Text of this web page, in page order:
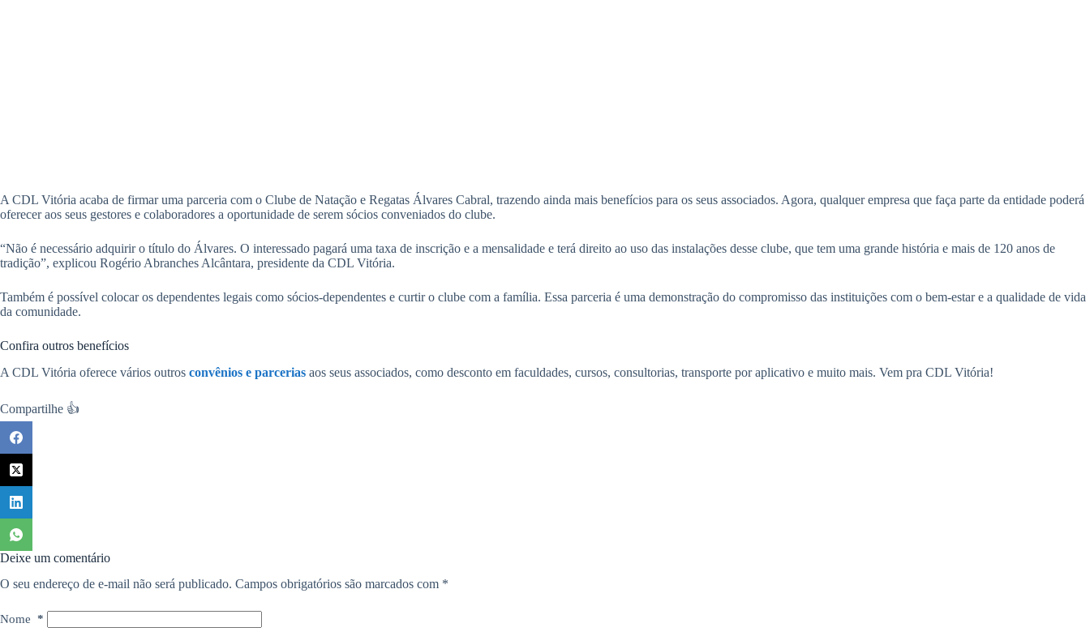
A CDL Vitória acaba de firmar uma parceria com o Clube de Natação e Regatas Álvares Cabral, trazendo ainda mais benefícios para os seus associados. Agora, qualquer empresa que faça parte da entidade poderá
oferecer aos seus gestores e colaboradores a oportunidade de serem sócios conveniados do clube.
“Não é necessário adquirir o título do Álvares. O interessado pagará uma taxa de inscrição e a mensalidade e terá direito ao uso das instalações desse clube, que tem uma grande história e mais de 120 anos de
tradição”, explicou Rogério Abranches Alcântara, presidente da CDL Vitória.
Também é possível colocar os dependentes legais como sócios-dependentes e curtir o clube com a família. Essa parceria é uma demonstração do compromisso das instituições com o bem-estar e a qualidade de vida
da comunidade.
Confira outros benefícios
A CDL Vitória oferece vários outros convênios e parcerias aos seus associados, como desconto em faculdades, cursos, consultorias, transporte por aplicativo e muito mais. Vem pra CDL Vitória!
Compartilhe 👍
Deixe um comentário
O seu endereço de e-mail não será publicado. Campos obrigatórios são marcados com *
Nome *